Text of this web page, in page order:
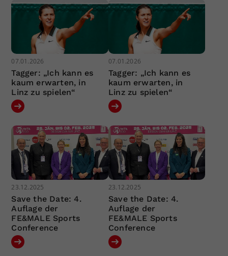
07.01.2026
Tagger: „Ich kann es
kaum erwarten, in
Linz zu spielen“
07.01.2026
Tagger: „Ich kann es
kaum erwarten, in
Linz zu spielen“
23.12.2025
Save the Date: 4.
Auflage der
FE&MALE Sports
Conference
23.12.2025
Save the Date: 4.
Auflage der
FE&MALE Sports
Conference